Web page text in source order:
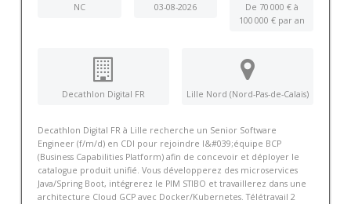
NC 03-08-2026
De 70 000 € à
100 000 € par an
Decathlon Digital FR Lille Nord (Nord-Pas-de-Calais)
Decathlon Digital FR à Lille recherche un Senior Software
Engineer (f/m/d) en CDI pour rejoindre l&#039;équipe BCP
(Business Capabilities Platform) afin de concevoir et déployer le
catalogue produit unifié. Vous développerez des microservices
Java/Spring Boot, intégrerez le PIM STIBO et travaillerez dans une
architecture Cloud GCP avec Docker/Kubernetes. Télétravail 2